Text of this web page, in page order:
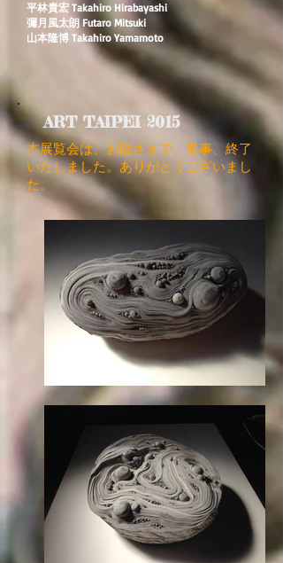
平林貴宏 Takahiro Hirabayashi
彌月風太朗 Futaro Mitsuki
山本隆博 Takahiro Yamamoto
ART TAIPEI 2015
本展覧会は、お陰さまで、無事、終了
いたしました。ありがとうございまし
た。